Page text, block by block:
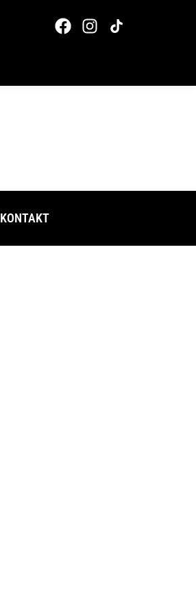
KONTAKT